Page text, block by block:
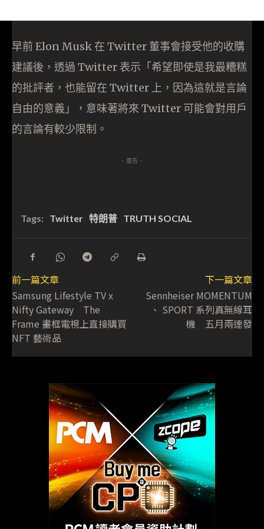
早前 Elon Musk 在 Twitter 董事會接受他的收購
建議後，透過 Twitter 表示「希望即使是我最糟糕
的批評者，也能留在 Twitter 上，因為這就是言論
自由的意義」，意味著將來 Twitter 可能會對用戶
的言論有較少限制。
- 廣告 -
Tags: Twitter 特朗普 TRUTH SOCIAL
前一篇文章
Samsung Lifestyle TV x
Nifty Gateway The
Frame 畫框電視上直接購買
NFT 藝術品
下一篇文章
Sennheiser MOMENTUM
、 SPORT 系列真無線耳
機 五月兩連發